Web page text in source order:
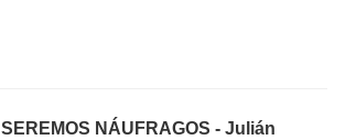
SEREMOS NÁUFRAGOS - Julián